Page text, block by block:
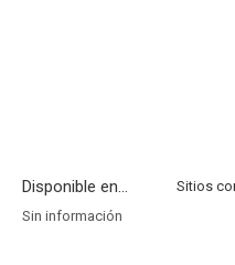
Disponible en...
Sin información